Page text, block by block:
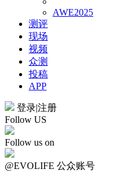
AWE2025
测评
现场
视频
众测
投稿
APP
登录|注册
Follow US
Follow us on
@EVOLIFE 公众账号